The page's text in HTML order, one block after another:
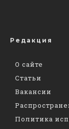
Редакция
О сайте
Статьи
Вакансии
Политика